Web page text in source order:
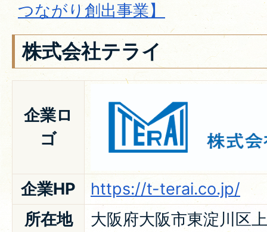
つながり創出事業】
株式会社テライ
企業ロ
ゴ
企業HP
https://t-terai.co.jp/
所在地
大阪府大阪市東淀川区